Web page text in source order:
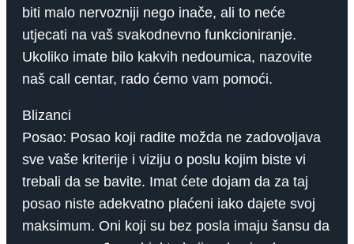
biti malo nervozniji nego inače, ali to neće
utjecati na vaš svakodnevno funkcioniranje.
Ukoliko imate bilo kakvih nedoumica, nazovite
naš call centar, rado ćemo vam pomoći.
Blizanci
Posao: Posao koji radite možda ne zadovoljava
sve vaše kriterije i viziju o poslu kojim biste vi
trebali da se bavite. Imat ćete dojam da za taj
posao niste adekvatno plaćeni iako dajete svoj
maksimum. Oni koji su bez posla imaju šansu da